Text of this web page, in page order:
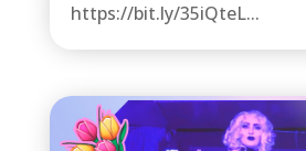
https://bit.ly/35iQteL...